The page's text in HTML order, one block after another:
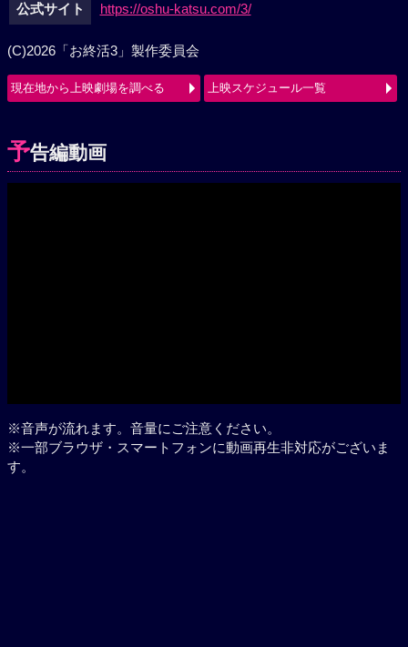
公式サイト https://oshu-katsu.com/3/
(C)2026「お終活3」製作委員会
現在地から上映劇場を調べる 上映スケジュール一覧
予告編動画
※音声が流れます。音量にご注意ください。
※一部ブラウザ・スマートフォンに動画再生非対応がございま
す。